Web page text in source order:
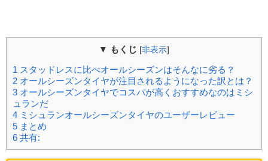
▼ もくじ [非表示]
1 スタッドレスに比べオールシーズンはそんなに劣る？
2 オールシーズンタイヤが注目されるようになった訳とは？
3 オールシーズンタイヤでコスパが高くおすすめなのはミシ
ュランだ
4 ミシュランオールシーズンタイヤのユーザーレビュー
5 まとめ
6 共有: